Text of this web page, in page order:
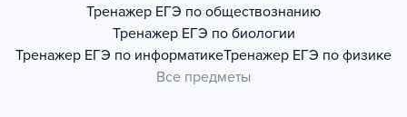
Тренажер ЕГЭ по обществознанию
Тренажер ЕГЭ по биологии
Тренажер ЕГЭ по информатикеТренажер ЕГЭ по физике
Все предметы